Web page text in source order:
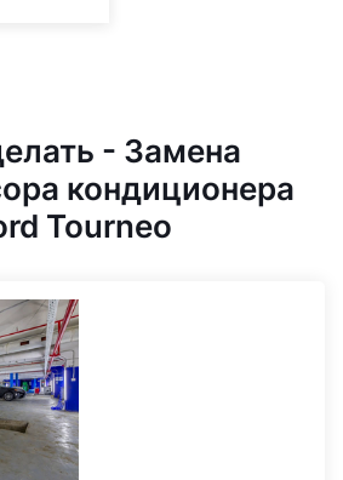
- Замена
кондиционера
Tourneo